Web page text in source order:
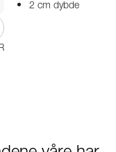
2 cm dybde